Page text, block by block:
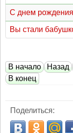
С днем
Вы стали
В начало
Назад
В конец
Поделиться: